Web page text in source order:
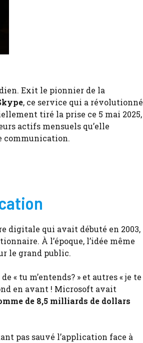
Exit le pionnier de la
, ce service qui a révolutionné
tiré la prise ce 5 mai 2025,
actifs mensuels qu’elle
communication.
digitale qui avait débuté en 2003,
À l’époque, l’idée même
le grand public.
« tu m’entends? » et autres « je te
en avant ! Microsoft avait
de 8,5 milliards de dollars
pas sauvé l’application face à